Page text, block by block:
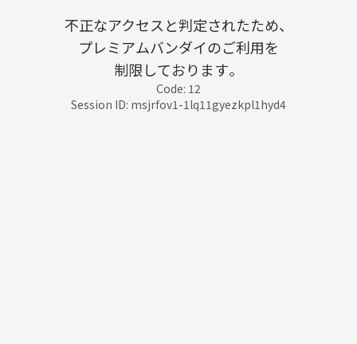
不正なアクセスと判定されたため、
プレミアムバンダイのご利用を
制限しております。
Code: 12
Session ID: msjrfov1-1lq11gyezkpl1hyd4